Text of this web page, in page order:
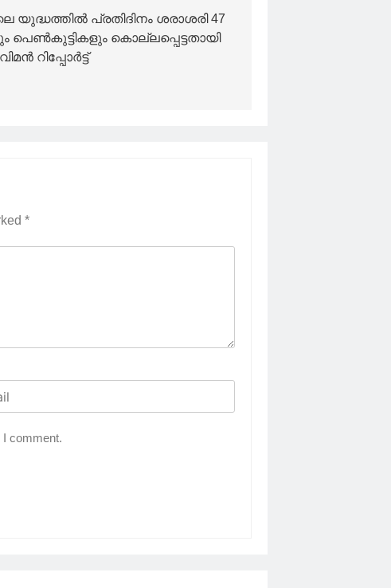
യുദ്ധത്തിൽ പ്രതിദിനം ശരാശരി 47
പെൺകുട്ടികളും കൊല്ലപ്പെട്ടതായി
റിപ്പോർട്ട്
*
I comment.